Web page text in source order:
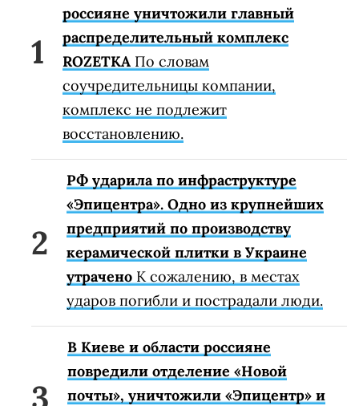
россияне уничтожили главный
распределительный комплекс
ROZETKA По словам
соучредительницы компании,
комплекс не подлежит
восстановлению.
РФ ударила по инфраструктуре
«Эпицентра». Одно из крупнейших
предприятий по производству
керамической плитки в Украине
утрачено К сожалению, в местах
ударов погибли и пострадали люди.
В Киеве и области россияне
повредили отделение «Новой
почты», уничтожили «Эпицентр» и